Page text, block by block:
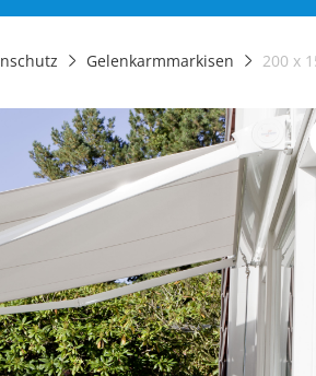
Gelenkarmmarkisen 200 x